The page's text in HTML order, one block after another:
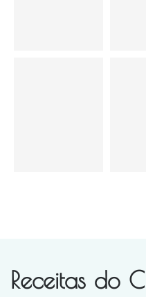
Receitas do